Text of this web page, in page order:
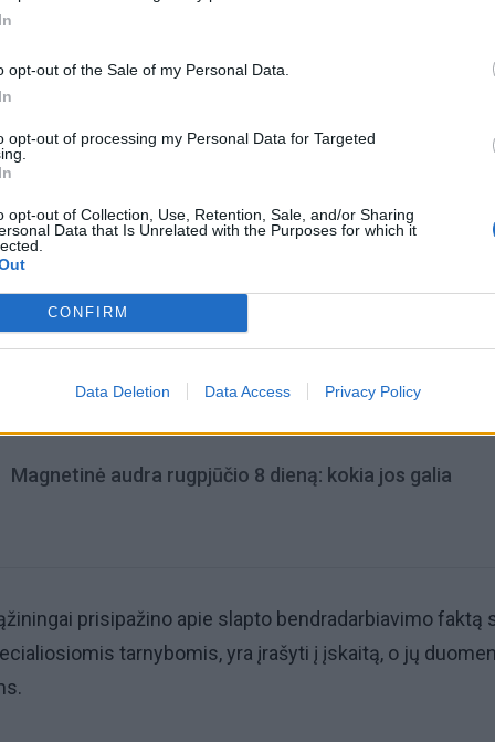
opt-out of the Sale of my Personal Data.
opt-out of processing my Personal Data for Targeted
opt-out of Collection, Use, Retention, Sale, and/or Sharing
Data that Is Unrelated with the Purposes for which it
CONFIRM
Data Deletion Data Access Privacy Policy
Negrįžo iš Jūros šventės: artimieji laukė dvi savaites
Magnetinė audra rugpjūčio 8 dieną: kokia jos galia
prisipažino apie slapto bendradarbiavimo faktą
tarnybomis, yra įrašyti į įskaitą, o jų